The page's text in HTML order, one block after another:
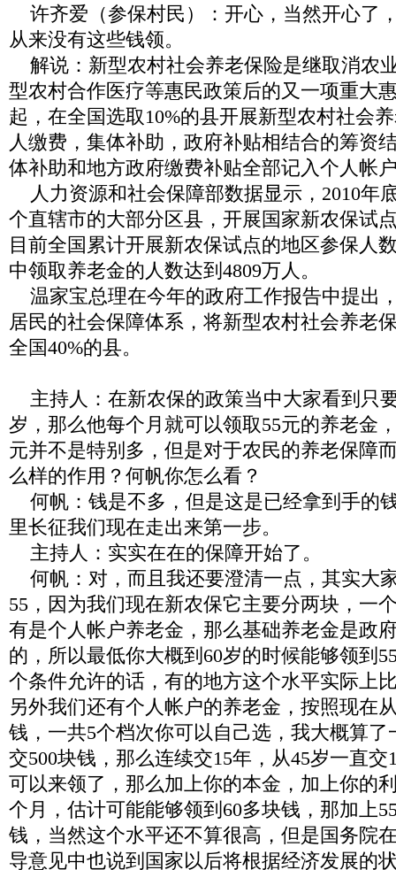
许齐爱（参保村民）：开心，当然开心了
从来没有这些钱领。
解说：新型农村社会养老保险是继取消农
型农村合作医疗等惠民政策后的又一项重大
起，在全国选取 10%的县开展新型农村社会
人缴费，集体补助，政府补贴相结合的筹资
体补助和地方政府缴费补贴全部记入个人帐
人力资源和社会保障部数据显示， 2010年
个直辖市的大部分区县，开展国家新农保试
目前全国累计开展新农保试点的地区参保人
中领取养老金的人数达到 4809万人。
温家宝总理在今年的政府工作报告中提出
居民的社会保障体系，将新型农村社会养老
全国40%的县。
主持人：在新农保的政策当中大家看到只
岁，那么他每个月就可以领取55元的养老金
元并不是特别多，但是对于农民的养老保障
么样的作用？何帆你怎么看？
何帆：钱是不多，但是这是已经拿到手的
里长征我们现在走出来第一步。
主持人：实实在在的保障开始了。
何帆：对，而且我还要澄清一点，其实大
55 ，因为我们现在新农保它主要分两块，一
有是个人帐户养老金，那么基础养老金是政
的，所以最低你大概到 60岁的时候能够领到
个条件允许的话，有的地方这个水平实际上
另外我们还有个人帐户的养老金，按照现在
钱，一共5个档次你可以自己选，我大概算了
交500块钱，那么连续交15年，从45岁一直交
可以来领了，那么加上你的本金，加上你的
个月，估计可能能够领到 60多块钱，那加上
钱，当然这个水平还不算很高，但是国务院
导意见中也说到国家以后将根据经济发展的